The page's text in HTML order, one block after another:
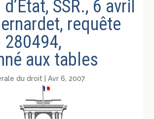
SSR., 6 avril
requête
280494,
aux tables
du droit |Avr 6, 2007